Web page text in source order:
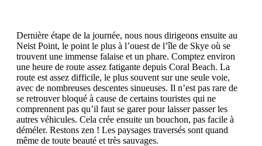
Dernière étape de la journée, nous nous dirigeons ensuite au
Neist Point, le point le plus à l’ouest de l’île de Skye où se
trouvent une immense falaise et un phare. Comptez environ
une heure de route assez fatigante depuis Coral Beach. La
route est assez difficile, le plus souvent sur une seule voie,
avec de nombreuses descentes sinueuses. Il n’est pas rare de
se retrouver bloqué à cause de certains touristes qui ne
comprennent pas qu’il faut se garer pour laisser passer les
autres véhicules. Cela crée ensuite un bouchon, pas facile à
déméler. Restons zen ! Les paysages traversés sont quand
même de toute beauté et très sauvages.